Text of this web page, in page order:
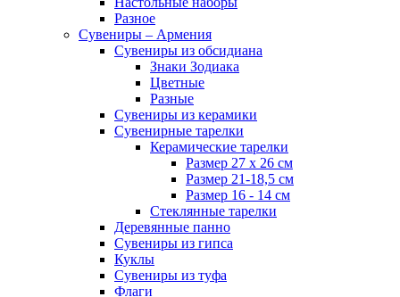
Разное
Сувениры – Армения
Сувениры из обсидиана
Знаки Зодиака
Цветные
Разные
Сувениры из керамики
Сувенирные тарелки
Керамические тарелки
Размер 27 х 26 см
Размер 21-18,5 см
Размер 16 - 14 см
Стеклянные тарелки
Деревянные панно
Сувениры из гипса
Куклы
Сувениры из туфа
Флаги